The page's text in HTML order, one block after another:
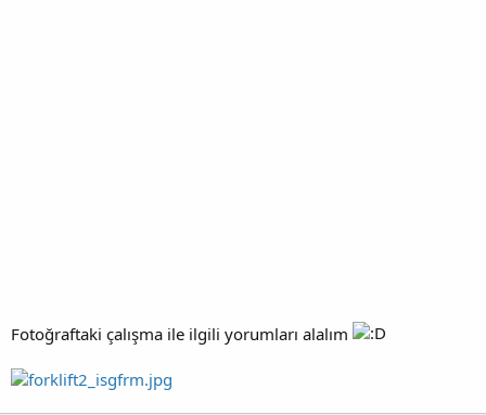
Fotoğraftaki çalışma ile ilgili yorumları alalım